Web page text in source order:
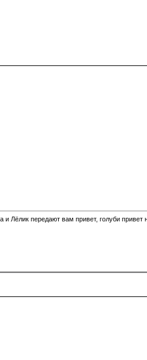
передают вам привет, голуби привет